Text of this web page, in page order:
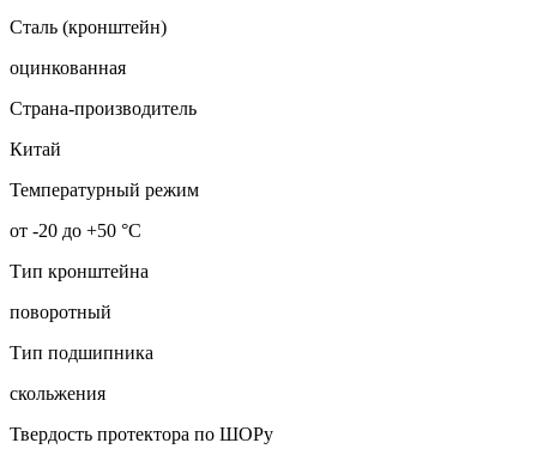
Сталь (кронштейн)
оцинкованная
Страна-производитель
Китай
Температурный режим
от -20 до +50 °С
Тип кронштейна
поворотный
Тип подшипника
скольжения
Твердость протектора по ШОРу